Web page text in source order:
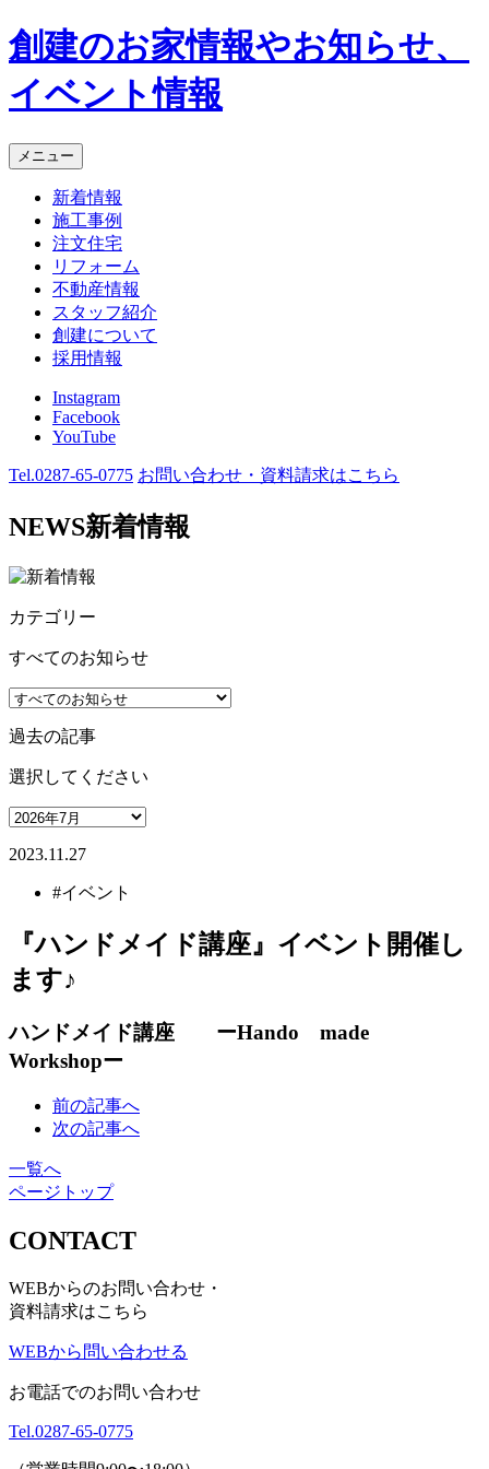
創建のお家情報やお知らせ、
イベント情報
メニュー
新着情報
施工事例
注文住宅
リフォーム
不動産情報
スタッフ紹介
創建について
採用情報
Instagram
Facebook
YouTube
Tel.0287-65-0775 お問い合わせ・資料請求はこちら
NEWS新着情報
カテゴリー
すべてのお知らせ
過去の記事
選択してください
2023.11.27
#イベント
『ハンドメイド講座』イベント開催し
ます♪
ハンドメイド講座 ーHando made
Workshopー
前の記事へ
次の記事へ
一覧へ
ページトップ
CONTACT
WEBからのお問い合わせ・
資料請求はこちら
WEBから問い合わせる
お電話でのお問い合わせ
Tel.0287-65-0775